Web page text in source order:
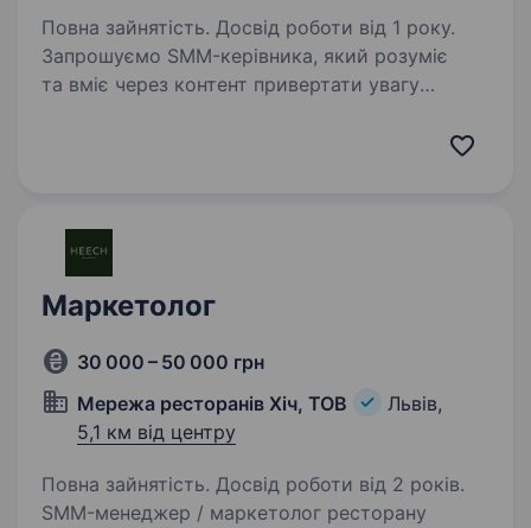
Повна зайнятість. Досвід роботи від 1 року.
Запрошуємо SMM-керівника, який розуміє
та вміє через контент привертати увагу
та впливати на кількість звернень за якими
Маркетолог
30 000 – 50 000 грн
Мережа ресторанів Хіч, ТОВ
Львів,
5,1 км від центру
Повна зайнятість. Досвід роботи від 2 років.
SMM-менеджер / маркетолог ресторану